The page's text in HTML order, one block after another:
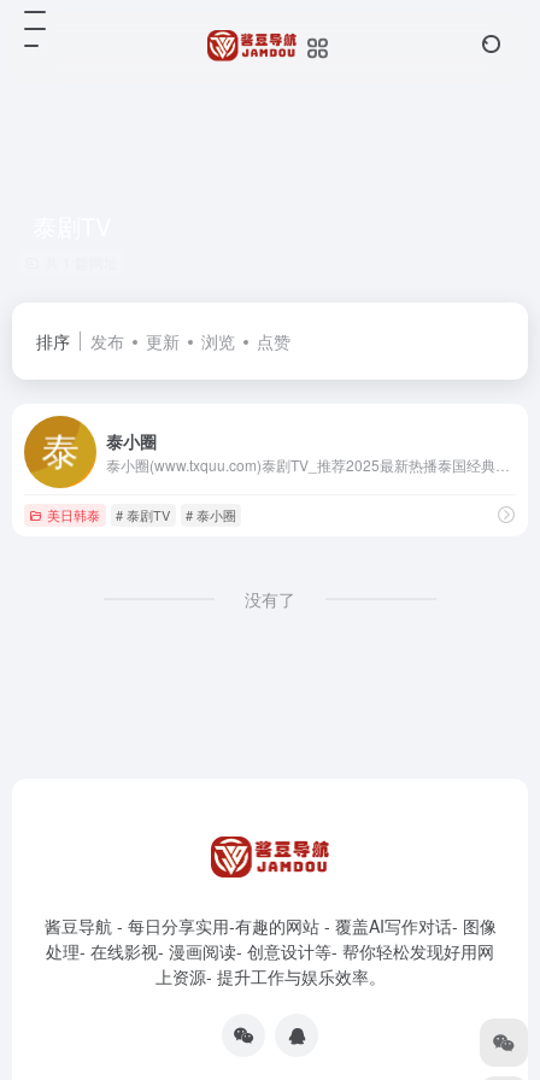
排序 发布 更新 浏览 点赞
泰小圈
美日韩泰 # 泰剧TV # 泰小圈
没有了
酱豆导航 - 每日分享实用-有趣的网站 - 覆盖AI写作对话- 图像
处理- 在线影视- 漫画阅读- 创意设计等- 帮你轻松发现好用网
上资源- 提升工作与娱乐效率。